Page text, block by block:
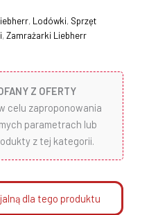
, Lodówki, Sprzęt
,Zamrażarki Liebherr
Z OFERTY
celu zaproponowania
parametrach lub
z tej kategorii.
dla tego produktu